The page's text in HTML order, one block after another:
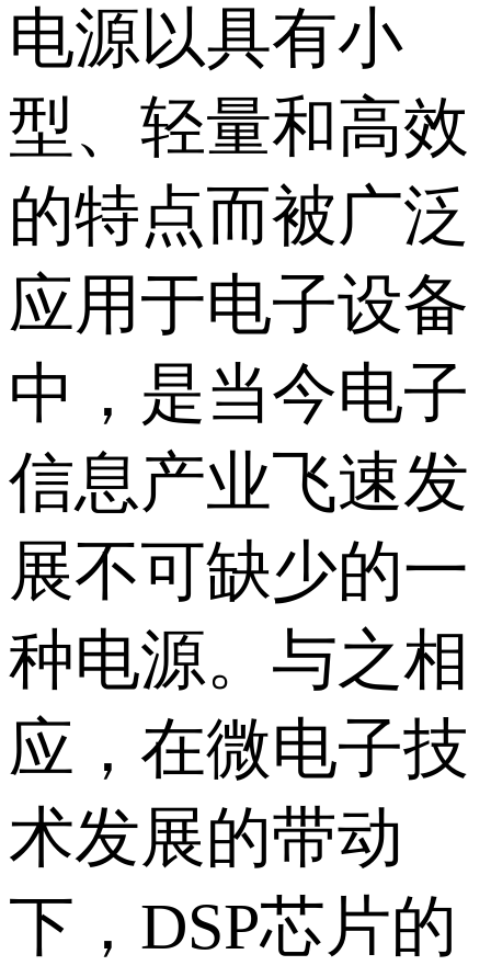
电源以具有小
型、轻量和高效
的特点而被广泛
应用于电子设备
中，是当今电子
信息产业飞速发
展不可缺少的一
种电源。与之相
应，在微电子技
术发展的带动
下，DSP芯片的